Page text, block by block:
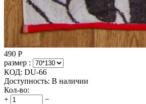
490 Р
размер :
КОД: DU-66
Доступность: В наличии
Кол-во:
+
−